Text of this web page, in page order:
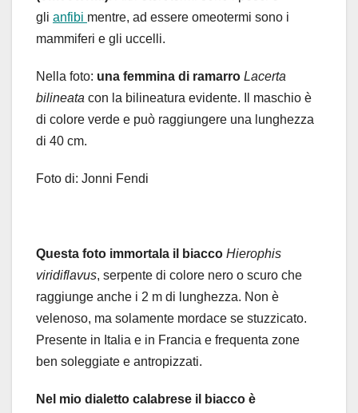
gli anfibi mentre, ad essere omeotermi sono i
mammiferi e gli uccelli.
Nella foto: una femmina di ramarro Lacerta
bilineata con la bilineatura evidente. Il maschio è
di colore verde e può raggiungere una lunghezza
di 40 cm.
Foto di: Jonni Fendi
Questa foto immortala il biacco Hierophis
viridiflavus, serpente di colore nero o scuro che
raggiunge anche i 2 m di lunghezza. Non è
velenoso, ma solamente mordace se stuzzicato.
Presente in Italia e in Francia e frequenta zone
ben soleggiate e antropizzati.
Nel mio dialetto calabrese il biacco è